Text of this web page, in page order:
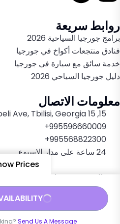
Prices
Send Us A Message
روابط سريعة
برامج جورجيا السياحية 2026
فنادق منتجعات أكواخ في جورجيا
خدمة سائق مع سيارة في جورجيا
دليل جورجيا السياحي 2026
معلومات الاتصال
15, 15 Davit Aghmashenebeli Ave, Tbilisi, Georgia
995596660009+
995568822300+
24 ساعة على مدار الاسبوع
جميع الحقوق محفوظة 2022-2026© لدى موقع
للسياحة في جورجيا، تصميم وتطوير